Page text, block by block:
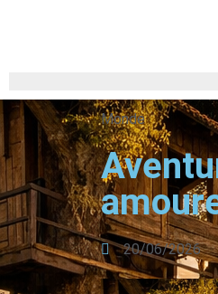
Monde
20/06/2026